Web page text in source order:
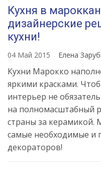
Кухня в
дизайнерские
кухни!
04 Май 2015 Елена
Кухни Марокко
яркими красками.
интерьер не
на полномасштабный
страны за керамикой.
самые необходимые и
декораторов!